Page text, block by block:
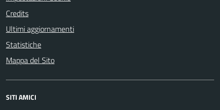
Credits
Ultimi aggiornamenti
Statistiche
Mappa del Sito
SITI AMICI